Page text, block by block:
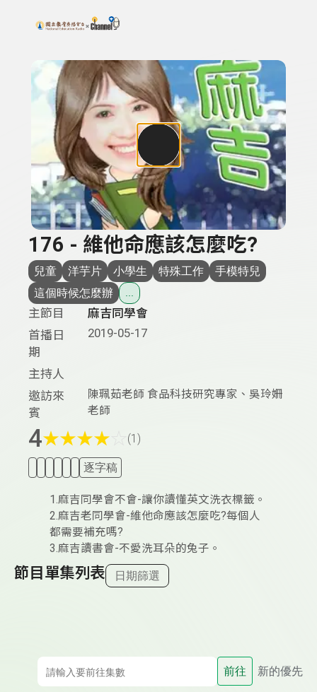
上方功能區塊
搜尋關鍵字：可輸入節目名稱、主持人或關鍵字
176 - 維他命應該怎麼吃?
兒童 洋芋片 小學生 特殊工作
手模特兒
這個時候怎麼辦
...
主節目
麻吉同學會
首播日
期
2019-05-17
主持人
邀訪來
賓
陳珮茹老師 食品科技研究專家、吳玲姍
老師
4★★★★ (1)
逐字稿
1.麻吉同學會不會-讓你讀懂英文洗衣標籤。
2.麻吉老同學會-維他命應該怎麼吃?每個人
都需要補充嗎?
3.麻吉讀書會-不愛洗耳朵的兔子。
節目單集列表 日期篩選
前往 新的優先